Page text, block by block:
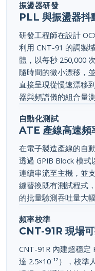
振盪器研發
PLL 與振盪器抖
研發工程師在設計
利用 CNT-91 的調製
體，以每秒 250,000
隨時間的微小漂移，
直接呈現從慢速漂移
器與頻譜儀的組合量測
自動化測試
ATE 產線高速頻
在電子製造產線的自
透過 GPIB Block 模
連續串流至主機，並
縫替換既有測試程式
的批量驗測吞吐量大幅
頻率校準
CNT-91R 現場
CNT-91R 內建超穩定
達 2.5×10⁻¹²），校